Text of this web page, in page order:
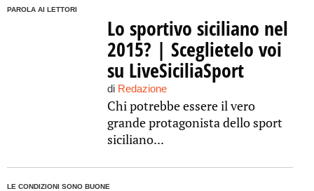
PAROLA AI LETTORI
Lo sportivo siciliano nel
2015? | Sceglietelo voi
su LiveSiciliaSport
di Redazione
Chi potrebbe essere il vero
grande protagonista dello sport
siciliano...
LE CONDIZIONI SONO BUONE